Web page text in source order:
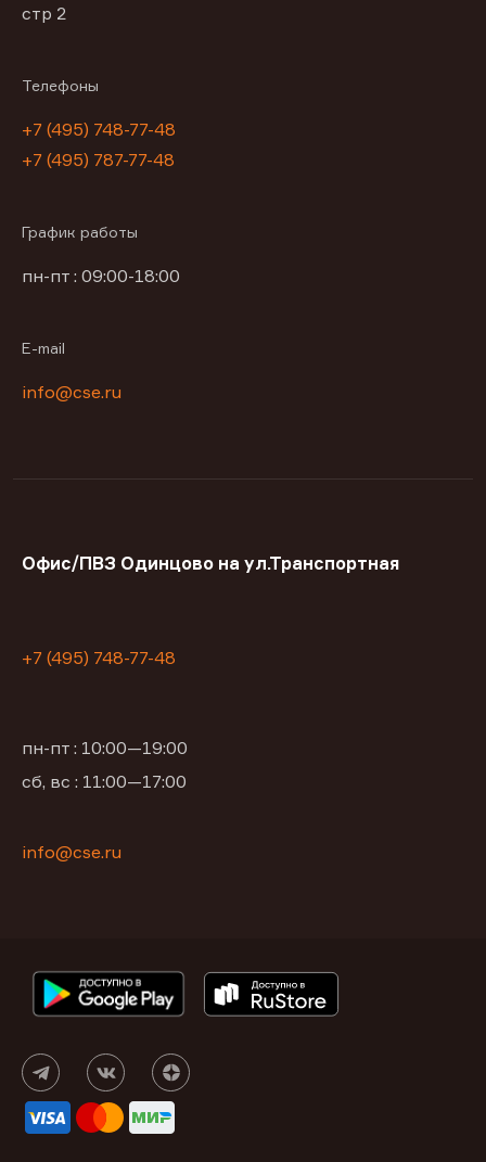
стр 2
Телефоны
+7 (495) 748-77-48
+7 (495) 787-77-48
График работы
пн-пт : 09:00-18:00
E-mail
info@cse.ru
Офис/ПВЗ Одинцово на ул.Транспортная
+7 (495) 748-77-48
пн-пт : 10:00—19:00
сб, вс : 11:00—17:00
info@cse.ru